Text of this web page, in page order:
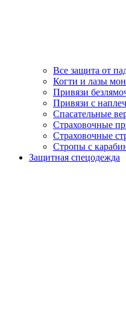
Все защита от
Когти и лазы
Привязи
Привязи с
Спасательные
Страховочные
Страховочные
Стропы с
Защитная спецодежда